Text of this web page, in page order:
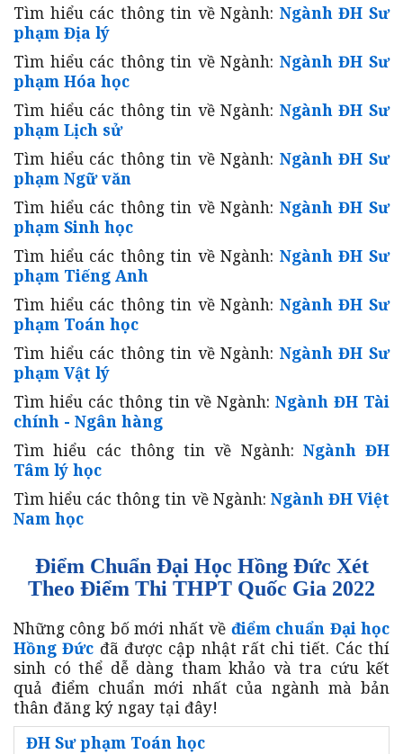
Tìm hiểu các thông tin về Ngành: Ngành ĐH Sư
phạm Địa lý
Tìm hiểu các thông tin về Ngành: Ngành ĐH Sư
phạm Hóa học
Tìm hiểu các thông tin về Ngành: Ngành ĐH Sư
phạm Lịch sử
Tìm hiểu các thông tin về Ngành: Ngành ĐH Sư
phạm Ngữ văn
Tìm hiểu các thông tin về Ngành: Ngành ĐH Sư
phạm Sinh học
Tìm hiểu các thông tin về Ngành: Ngành ĐH Sư
phạm Tiếng Anh
Tìm hiểu các thông tin về Ngành: Ngành ĐH Sư
phạm Toán học
Tìm hiểu các thông tin về Ngành: Ngành ĐH Sư
phạm Vật lý
Tìm hiểu các thông tin về Ngành:Ngành ĐH Tài
chính - Ngân hàng
Tìm hiểu các thông tin về Ngành: Ngành ĐH
Tâm lý học
Tìm hiểu các thông tin về Ngành: Ngành ĐH Việt
Nam học
Điểm Chuẩn Đại Học Hồng Đức Xét
Theo Điểm Thi THPT Quốc Gia 2022
Những công bố mới nhất về điểm chuẩn Đại học
Hồng Đức đã được cập nhật rất chi tiết. Các thí
sinh có thể dễ dàng tham khảo và tra cứu kết
quả điểm chuẩn mới nhất của ngành mà bản
thân đăng ký ngay tại đây!
ĐH Sư phạm Toán học